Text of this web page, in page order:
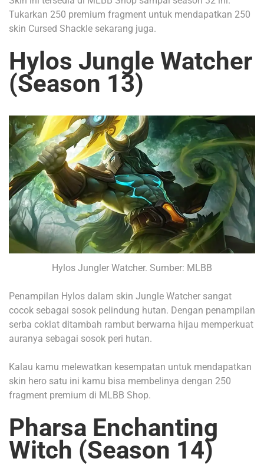
Tukarkan 250 premium fragment untuk mendapatkan 250
skin Cursed Shackle sekarang juga.
Hylos Jungle Watcher
(Season 13)
Hylos Jungler Watcher. Sumber: MLBB
Penampilan Hylos dalam skin Jungle Watcher sangat
cocok sebagai sosok pelindung hutan. Dengan penampilan
serba coklat ditambah rambut berwarna hijau memperkuat
auranya sebagai sosok peri hutan.
Kalau kamu melewatkan kesempatan untuk mendapatkan
skin hero satu ini kamu bisa membelinya dengan 250
fragment premium di MLBB Shop.
Pharsa Enchanting
Witch (Season 14)